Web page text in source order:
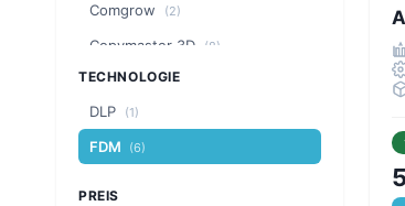
Comgrow (2)
Copymaster 3D (8)
Craftbot (2)
Creality
CreatBot
ELEGOO
TECHNOLOGIE
DLP (1)
FDM (6)
PREIS